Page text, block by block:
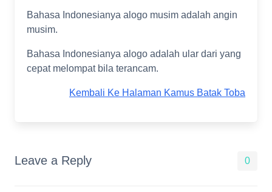
Bahasa Indonesianya alogo musim adalah angin
musim.
Bahasa Indonesianya alogo adalah ular dari yang
cepat melompat bila terancam.
Kembali Ke Halaman Kamus Batak Toba
Leave a Reply 0